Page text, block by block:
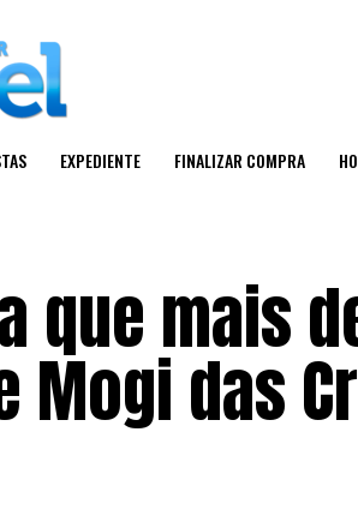
EXPEDIENTE FINALIZAR COMPRA
que mais
Mogi das